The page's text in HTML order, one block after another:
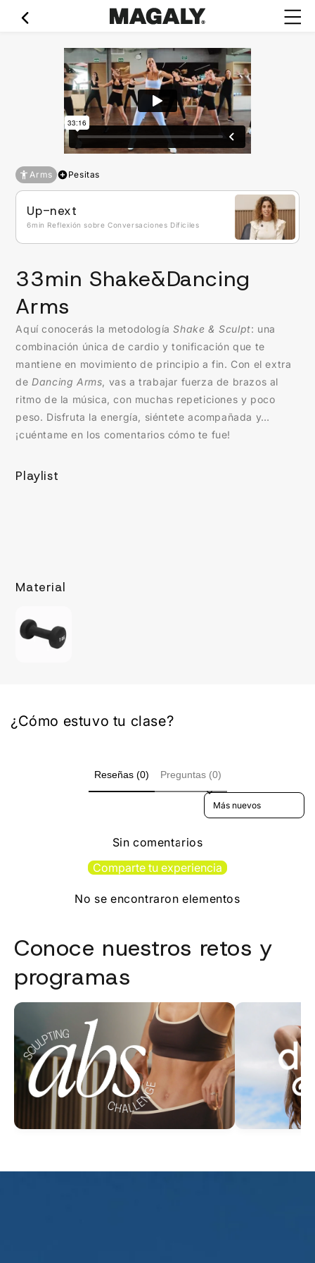
directamente
al contenido
Arms Pesitas
Up-next
6min Reflexión sobre Conversaciones Díficiles
33min Shake&Dancing
Arms
Aquí conocerás la metodologíaShake & Sculpt: una
combinación única de cardio y tonificación que te
mantiene en movimiento de principio a fin. Con el extra
de Dancing Arms , vas a trabajar fuerza de brazos al
ritmo de la música, con muchas repeticiones y poco
peso. Disfruta la energía, siéntete acompañada y…
¡cuéntame en los comentarios cómo te fue!
Playlist
Material
¿Cómo estuvo tu clase?
Reseñas (0) Preguntas (0)
Sort reviews by
Sin comentarios
Comparte tu experiencia
No se encontraron elementos
Conoce nuestros retos y
programas